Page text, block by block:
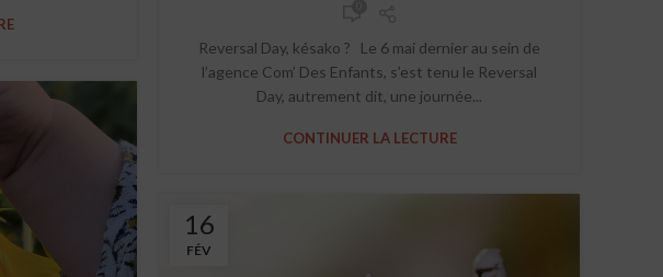
Reversal Day, késako ? Le 6 mai dernier au sein de
l’agence Com’ Des Enfants, s’est tenu le Reversal
Day, autrement dit, une journée...
CONTINUER LA LECTURE
16
FÉV